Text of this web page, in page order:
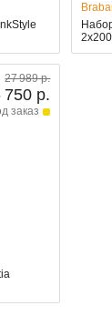
27 989 р.
750 р.
заказ